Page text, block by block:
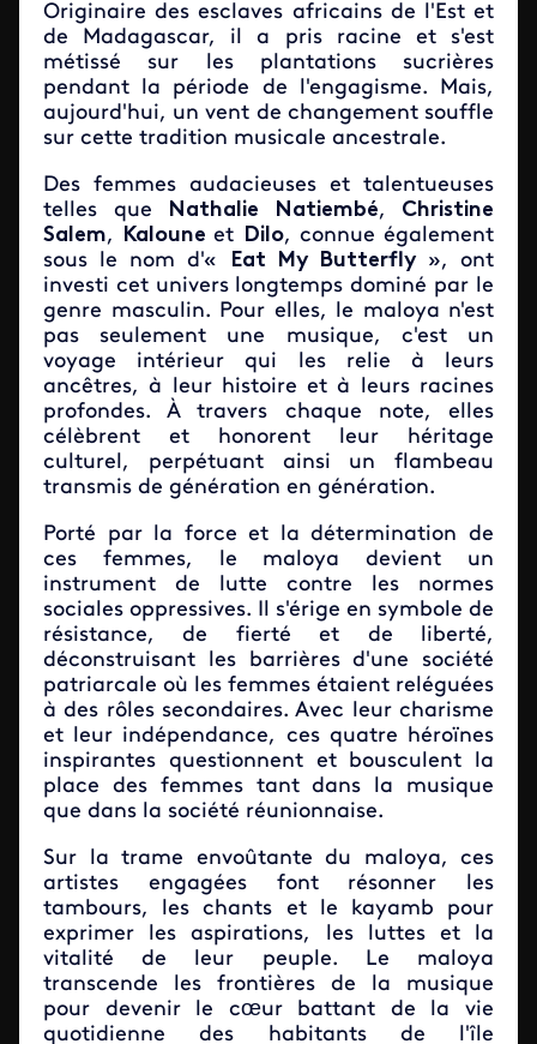
Originaire des esclaves africains de l'Est et
de Madagascar, il a pris racine et s'est
métissé sur les plantations sucrières
pendant la période de l'engagisme. Mais,
aujourd'hui, un vent de changement souffle
sur cette tradition musicale ancestrale.
Des femmes audacieuses et talentueuses
telles que
Nathalie Natiembé, Christine
Salem, Kalouneet Dilo, connue également
sous le nom d'«
Eat My Butterfly», ont
investi cet univers longtemps dominé par le
genre masculin. Pour elles, le maloya n'est
pas seulement une musique, c'est un
voyage intérieur qui les relie à leurs
ancêtres, à leur histoire et à leurs racines
profondes. À travers chaque note, elles
célèbrent et honorent leur héritage
culturel, perpétuant ainsi un flambeau
transmis de génération en génération.
Porté par la force et la détermination de
ces femmes, le maloya devient un
instrument de lutte contre les normes
sociales oppressives. Il s'érige en symbole de
résistance, de fierté et de liberté,
déconstruisant les barrières d'une société
patriarcale où les femmes étaient reléguées
à des rôles secondaires. Avec leur charisme
et leur indépendance, ces quatre héroïnes
inspirantes questionnent et bousculent la
place des femmes tant dans la musique
que dans la société réunionnaise.
Sur la trame envoûtante du maloya, ces
artistes engagées font résonner les
tambours, les chants et le kayamb pour
exprimer les aspirations, les luttes et la
vitalité de leur peuple. Le maloya
transcende les frontières de la musique
pour devenir le cœur battant de la vie
quotidienne des habitants de l'île